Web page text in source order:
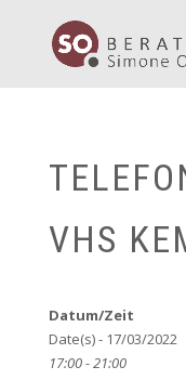
VHS
Datum/Zeit
Date(s) - 17/03/2022
17:00 - 21:00